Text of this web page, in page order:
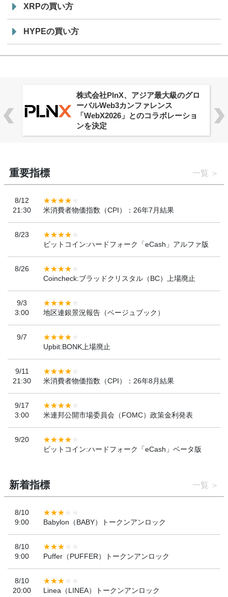
XRPの買い方
HYPEの買い方
Aster Vault、全ユーザー向けに提供
開始
重要指標 一覧
8/12
21:30
米消費者物価指数（CPI）：26年7月結果
8/23
ビットコイン:ハードフォーク「eCash」アルファ版
8/26
Coincheck:ブラッドクリスタル（BC）上場廃止
9/3
3:00
地区連銀景況報告（ベージュブック）
9/7
Upbit:BONK上場廃止
9/11
21:30
米消費者物価指数（CPI）：26年8月結果
9/17
3:00
米連邦公開市場委員会（FOMC）政策金利発表
9/20
ビットコイン:ハードフォーク「eCash」ベータ版
新着指標 一覧
8/10
9:00
Babylon（BABY）トークンアンロック
8/10
9:00
Puffer（PUFFER）トークンアンロック
8/10
20:00
Linea（LINEA）トークンアンロック